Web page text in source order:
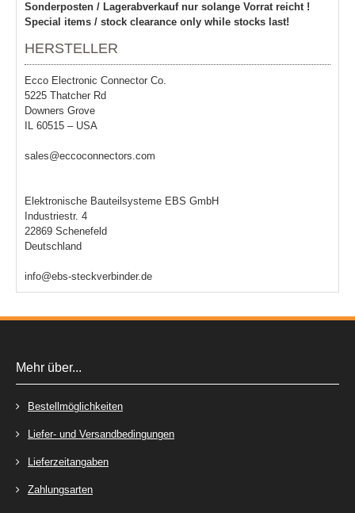
Sonderposten / Lagerabverkauf nur solange Vorrat reicht !
Special items / stock clearance only while stocks last!
HERSTELLER
Ecco Electronic Connector Co.
5225 Thatcher Rd
Downers Grove
IL 60515 – USA
sales@eccoconnectors.com
Elektronische Bauteilsysteme EBS GmbH
Industriestr. 4
22869 Schenefeld
Deutschland
info@ebs-steckverbinder.de
Mehr über...
Bestellmöglichkeiten
Liefer- und Versandbedingungen
Lieferzeitangaben
Zahlungsarten